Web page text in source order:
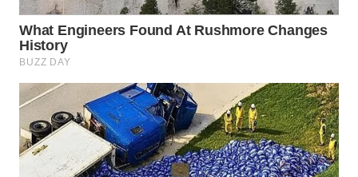
WN
MALUKU
WN
MALUT
WN
DAIRI